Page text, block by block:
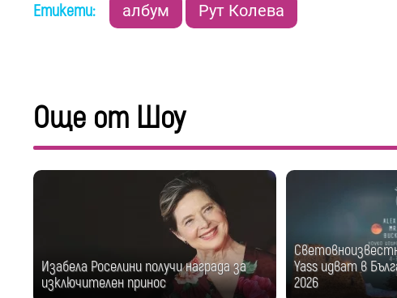
Етикети: албум Рут Колева
Още от Шоу
Изабела Роселини получи награда за
изключителен принос
Yass идват в
2026